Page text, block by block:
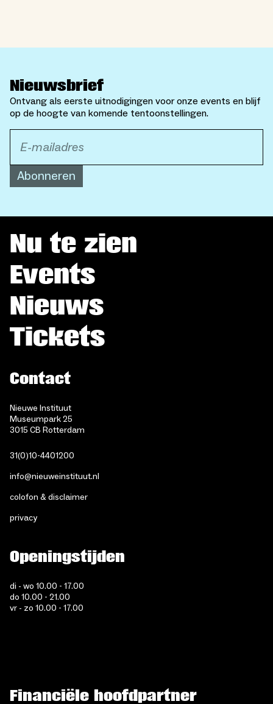
Nieuwsbrief
Ontvang als eerste uitnodigingen voor onze events en blijf
op de hoogte van komende tentoonstellingen.
Abonneren
Nu te zien
Events
Nieuws
Tickets
Contact
Nieuwe Instituut
Museumpark 25
3015 CB Rotterdam
31(0)10-4401200
info@nieuweinstituut.nl
colofon & disclaimer
privacy
Openingstijden
di - wo 10.00 - 17.00
do 10.00 - 21.00
vr - zo 10.00 - 17.00
Financiële hoofdpartner